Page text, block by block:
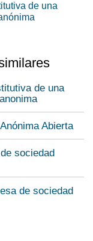
de una
de una
Abierta
sociedad
de sociedad